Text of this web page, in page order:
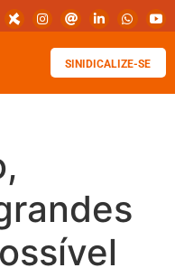
SINIDICALIZE-SE